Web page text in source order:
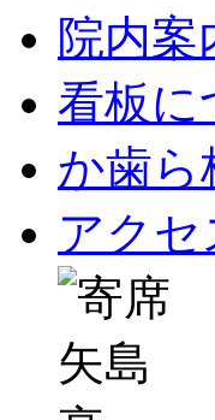
院内案
看板に
か歯ら
アク